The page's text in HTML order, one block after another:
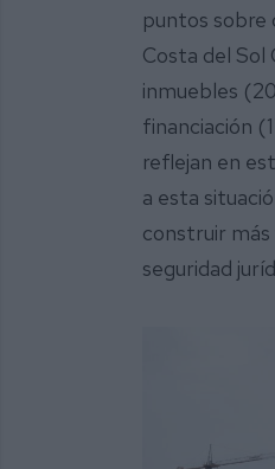
puntos sobre
Costa del Sol
inmuebles
financiación
reflejan en
a esta
construir
seguridad